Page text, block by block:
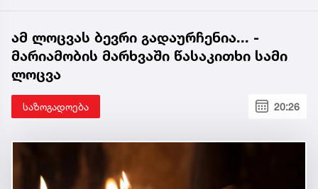
ამ ლოცვას ბევრი გადაურჩენია... -
მარიამობის მარხვაში წასაკითხი სამი
ლოცვა
საზოგადოება 20:26